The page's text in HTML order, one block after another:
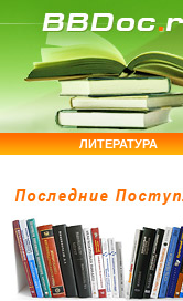
ЛИТЕРАТУРА